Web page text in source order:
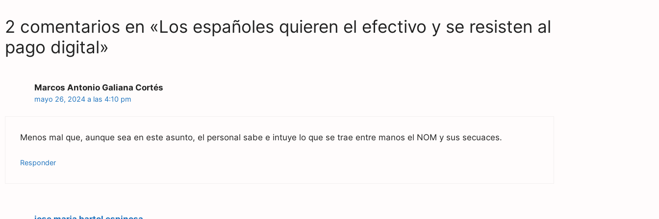
k m p
2 comentarios en «Los españoles quieren el efectivo y se resisten al
pago digital»
Marcos Antonio Galiana Cortés
mayo 26, 2024 a las 4:10 pm
Menos mal que, aunque sea en este asunto, el personal sabe e intuye lo que se trae entre manos el NOM y sus secuaces.
Responder